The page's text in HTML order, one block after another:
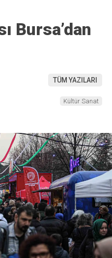
Bursa’dan
TÜM YAZILARI
Kültür Sanat